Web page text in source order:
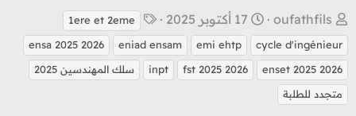
ب
ا
د
ئ
ا
oufathfils
ت
ا
ر
ي
17 أكتوبر 2025
ل
و
س
1ere et 2eme
cycle d'ingénieur
emi ehtp
eniad ensam
ensa 2025 2026
enset 2025 2026
fst 2025 2026
inpt
سلك المهندسين 2025
متجدد للطلبة